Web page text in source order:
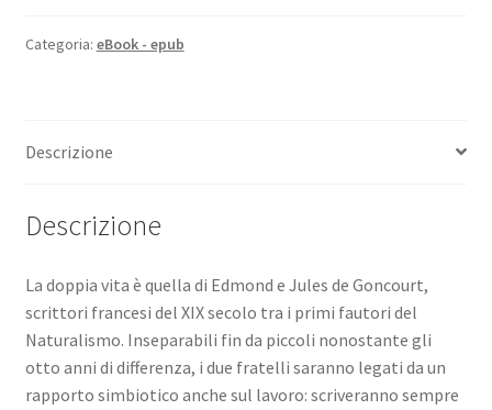
Goncourt
Categoria: eBook - epub
Descrizione
Descrizione
La doppia vita è quella di Edmond e Jules de Goncourt,
scrittori francesi del XIX secolo tra i primi fautori del
Naturalismo. Inseparabili fin da piccoli nonostante gli
otto anni di differenza, i due fratelli saranno legati da un
rapporto simbiotico anche sul lavoro: scriveranno sempre